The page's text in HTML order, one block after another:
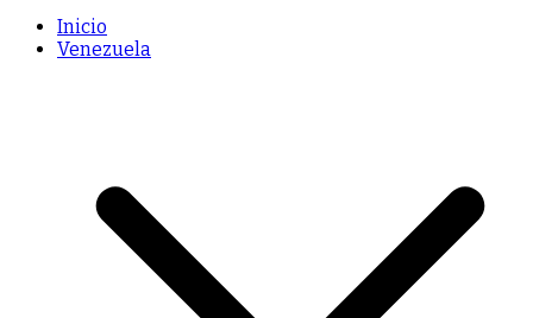
Inicio
Venezuela